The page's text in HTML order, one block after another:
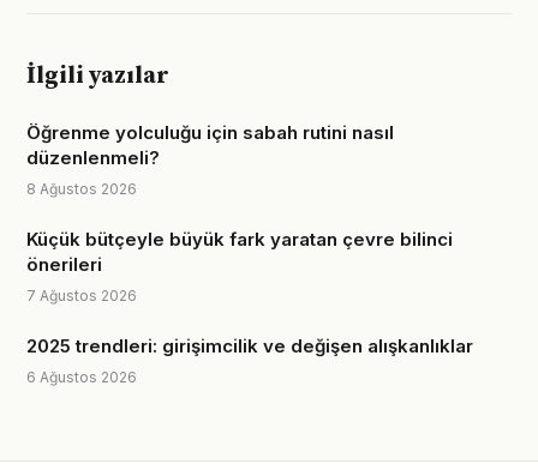
İlgili yazılar
Öğrenme yolculuğu için sabah rutini nasıl
düzenlenmeli?
8 Ağustos 2026
Küçük bütçeyle büyük fark yaratan çevre bilinci
önerileri
7 Ağustos 2026
2025 trendleri: girişimcilik ve değişen alışkanlıklar
6 Ağustos 2026